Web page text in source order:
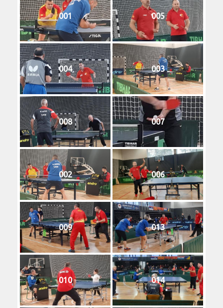
001 005
004 003
008 007
002 006
009 013
010 014